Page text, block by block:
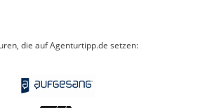
die auf Agenturtipp.de setzen: